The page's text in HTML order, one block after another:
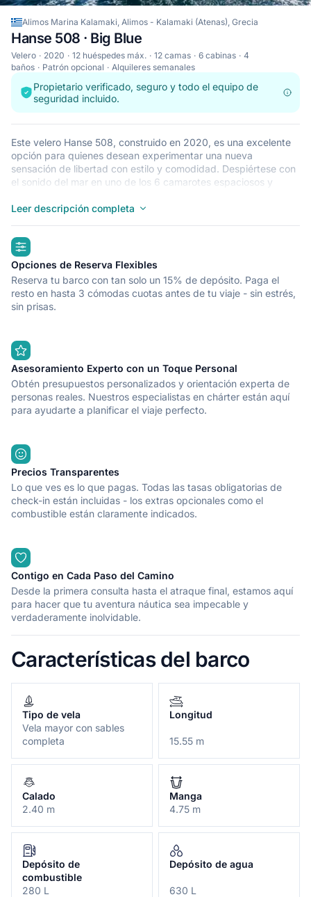
Alimos Marina Kalamaki, Alimos - Kalamaki (Atenas), Grecia
Hanse 508 · Big Blue
Velero 2020 12 huéspedes máx. 12 camas 6 cabinas
4
baños
Patrón opcional Alquileres semanales
Propietario verificado, seguro y todo el equipo de
seguridad incluido.
Este velero Hanse 508, construido en 2020, es una excelente
opción para quienes desean experimentar una nueva
sensación de libertad con estilo y comodidad. Despiértese con
el sonido del mar en uno de los 6 camarotes espaciosos y
capacidad para que duerman 12 personas y es ideal para
Alimos Marina Kalamaki, Alimos - Kalamaki (Atenas), un punto
de partida excepcional para recorrer Grecia en barco. ¡Que
todo vaya viento en popa!
Leer descripción completa
highlights
Opciones de Reserva Flexibles
Reserva tu barco con tan solo un 15% de depósito. Paga el
resto en hasta 3 cómodas cuotas antes de tu viaje - sin estrés,
sin prisas.
Asesoramiento Experto con un Toque Personal
Obtén presupuestos personalizados y orientación experta de
personas reales. Nuestros especialistas en chárter están aquí
para ayudarte a planificar el viaje perfecto.
Precios Transparentes
Lo que ves es lo que pagas. Todas las tasas obligatorias de
check-in están incluidas - los extras opcionales como el
combustible están claramente indicados.
Contigo en Cada Paso del Camino
Desde la primera consulta hasta el atraque final, estamos aquí
para hacer que tu aventura náutica sea impecable y
verdaderamente inolvidable.
Características del barco
Tipo de vela
Vela mayor con sables
completa
Longitud
15.55 m
Calado
2.40 m
Manga
4.75 m
Depósito de
combustible
280 L
Depósito de agua
630 L